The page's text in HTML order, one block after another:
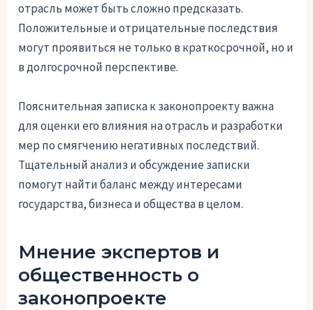
отрасль может быть сложно предсказать.
Положительные и отрицательные последствия
могут проявиться не только в краткосрочной, но и
в долгосрочной перспективе.
Пояснительная записка к законопроекту важна
для оценки его влияния на отрасль и разработки
мер по смягчению негативных последствий.
Тщательный анализ и обсуждение записки
помогут найти баланс между интересами
государства, бизнеса и общества в целом.
Мнение экспертов и
общественность о
законопроекте